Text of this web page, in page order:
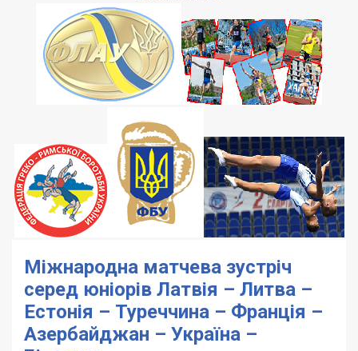
Міжнародна матчева зустріч
серед юніорів Латвія – Литва –
Естонія – Туреччина – Франція –
Азербайджан – Україна –